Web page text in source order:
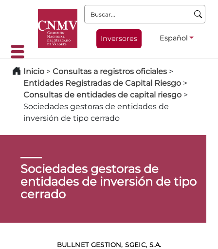
Buscar:
Inversores Español
Inicio > Consultas a registros oficiales >
Entidades Registradas de Capital Riesgo >
Consultas de entidades de capital riesgo >
Sociedades gestoras de entidades de
inversión de tipo cerrado
Sociedades gestoras de
entidades de inversión de tipo
cerrado
BULLNET GESTION, SGEIC, S.A.